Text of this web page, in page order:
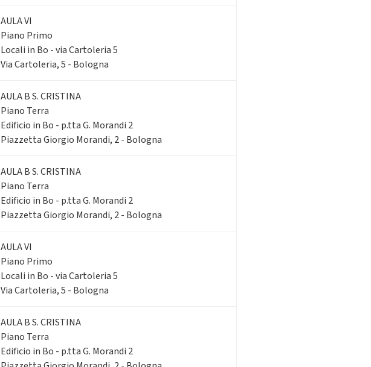
AULA VI
Piano Primo
Locali in Bo - via Cartoleria 5
Via Cartoleria, 5 - Bologna
AULA B S. CRISTINA
Piano Terra
Edificio in Bo - p.tta G. Morandi 2
Piazzetta Giorgio Morandi, 2 - Bologna
AULA B S. CRISTINA
Piano Terra
Edificio in Bo - p.tta G. Morandi 2
Piazzetta Giorgio Morandi, 2 - Bologna
AULA VI
Piano Primo
Locali in Bo - via Cartoleria 5
Via Cartoleria, 5 - Bologna
AULA B S. CRISTINA
Piano Terra
Edificio in Bo - p.tta G. Morandi 2